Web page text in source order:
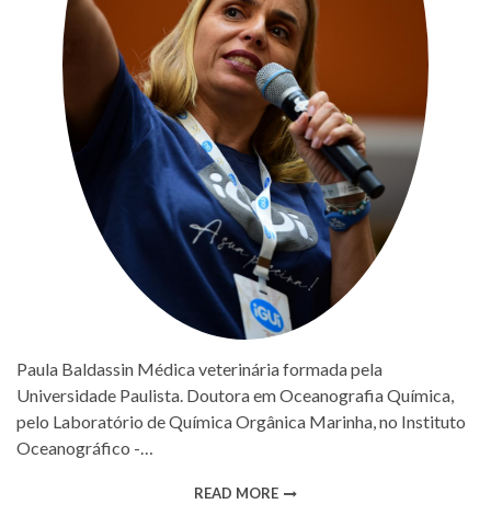
Paula Baldassin Médica veterinária formada pela
Universidade Paulista. Doutora em Oceanografia Química,
pelo Laboratório de Química Orgânica Marinha, no Instituto
Oceanográfico -…
READ MORE